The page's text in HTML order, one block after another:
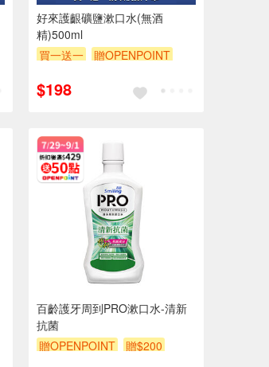
好來護齦礦鹽漱口水(無酒
精)500ml
買一送一
贈OPENPOINT
$198
百齡護牙周到PRO漱口水-清新
抗菌
贈OPENPOINT
贈$200